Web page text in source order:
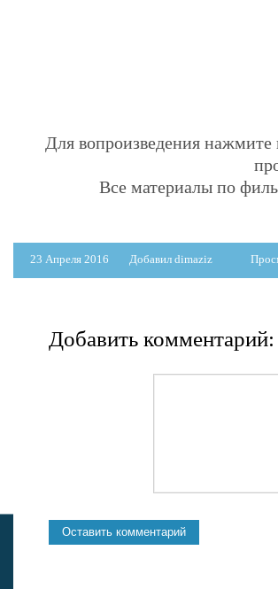
Для вопроизведения нажмите
Все материалы по
23 Апреля 2016 Добавил dimaziz
Добавить комментарий: